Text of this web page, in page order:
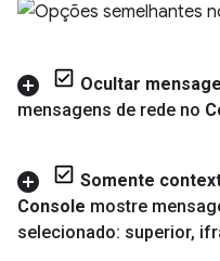
Ocultar
mensagens de rede no
Somente
Console mostre
selecionado: superior,